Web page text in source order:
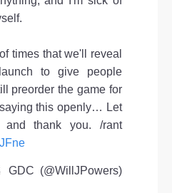
times that we'll reveal
to give people
preorder the game for
this openly… Let
and thank you. /rant
(@WillJPowers)